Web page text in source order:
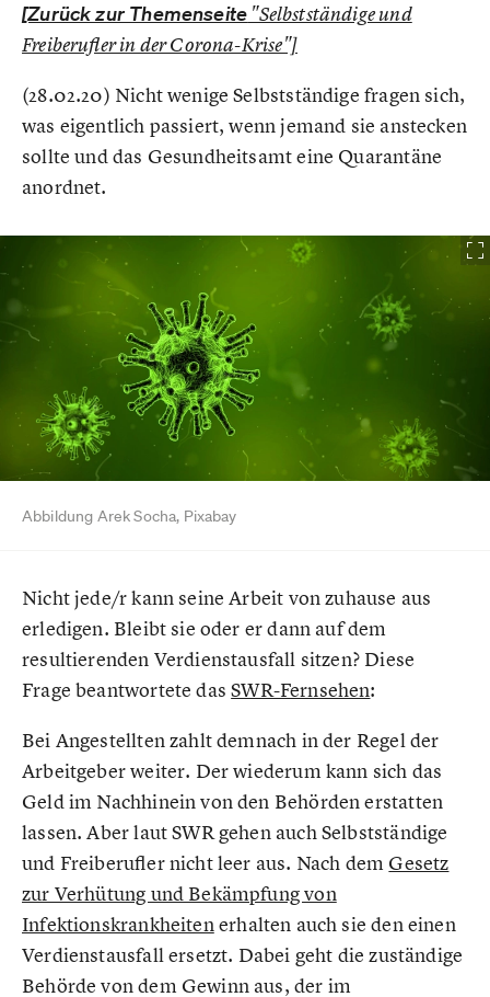
[Zurück zur Themenseite "Selbstständige und
Freiberufler in der Corona-Krise"]
(28.02.20) Nicht wenige Selbstständige fragen sich,
was eigentlich passiert, wenn jemand sie anstecken
sollte und das Gesundheitsamt eine Quarantäne
anordnet.
Abbildung Arek Socha, Pixabay
Nicht jede/r kann seine Arbeit von zuhause aus
erledigen. Bleibt sie oder er dann auf dem
resultierenden Verdienstausfall sitzen? Diese
Frage beantwortete dasSWR-Fernsehen:
Bei Angestellten zahlt demnach in der Regel der
Arbeitgeber weiter. Der wiederum kann sich das
Geld im Nachhinein von den Behörden erstatten
lassen. Aber laut SWR gehen auch Selbstständige
und Freiberufler nicht leer aus. Nach dem Gesetz
zur Verhütung und Bekämpfung von
Infektionskrankheitenerhalten auch sie den einen
Verdienstausfall ersetzt. Dabei geht die zuständige
Behörde von dem Gewinn aus, der im